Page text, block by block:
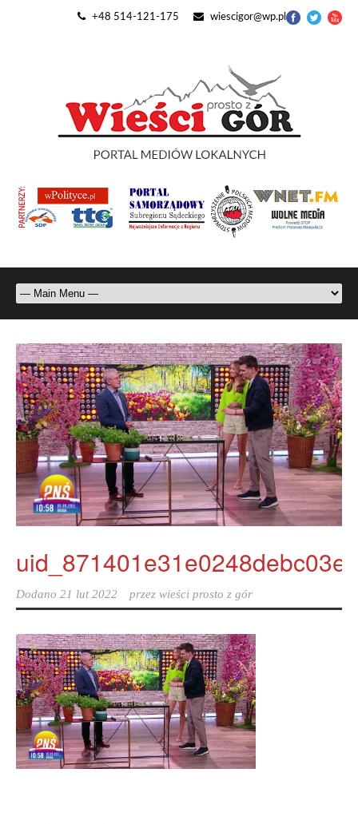
+48 514-121-175 wiescigor@wp.pl
Dodano 21 lut 2022 przez wieści prosto z gór